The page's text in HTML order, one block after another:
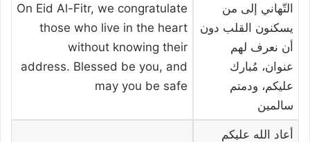
التّهاني إلى من
يسكنون القلب دون
أن نعرف لهم
عنوان، مُبارك
عليكم، ودمتم
سالمين
On Eid Al-Fitr, we congratulate
those who live in the heart
without knowing their
address. Blessed be you, and
may you be safe
أعاد الله عليكم